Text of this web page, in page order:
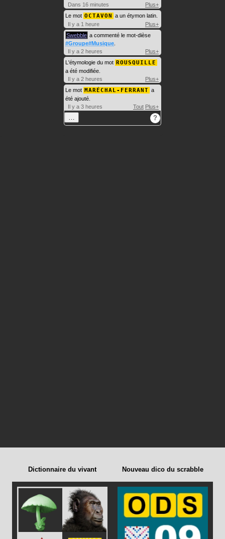
Dans 16 minutes
Plus+
Le mot OCTAVON a un étymon latin.
Il y a 1 heure
Plus+
Swebble a commenté le mot-dièse
#Groupe#Musique
Il y a 2 heures
Plus+
L'étymologie du mot ROUSQUILLE
a été modifiée.
Il y a 2 heures
Plus+
Le mot MARÉCHAL-FERRANT a
été ajouté.
Il y a 3 heures
Tout Plus+
?
Dictionnaire du vivant Nouveau dico du scrabble